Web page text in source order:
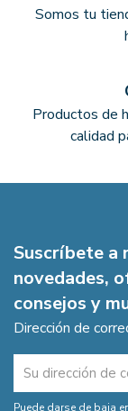
Somos tu
Productos de
calidad
Suscríbete a
novedades,
consejos y
Dirección de
Puede darse de baja